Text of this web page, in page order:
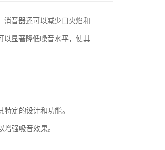
消音器还可以减少口火焰和
以显著降低噪音水平，使其
定的设计和功能。
强吸音效果。